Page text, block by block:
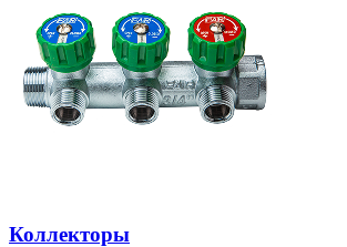
Коллекторы